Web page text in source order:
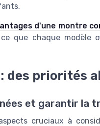
d'une montre
que chaque modèle
priorités
et garantir la
cruciaux à